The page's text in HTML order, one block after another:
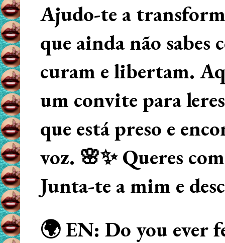
Ajudo-te a
que ainda não
curam e libertam.
um convite para
que está preso e
voz. 🌸✨ Queres
Junta-te a mim e
🌍 EN: Do you ever